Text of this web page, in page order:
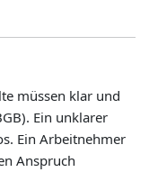
müssen klar und
Ein unklarer
Ein Arbeitnehmer
Anspruch